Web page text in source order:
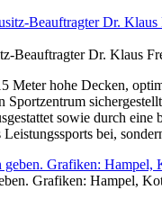
Dr. Klaus
hohe Decken,
sowie durch
bei,
Grafiken: Hampel,